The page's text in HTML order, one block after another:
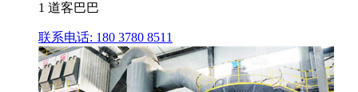
1 道客巴巴
联系电话: 180 3780 8511